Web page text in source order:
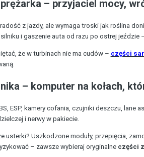
– przyjaciel mocy,
z jazdy, ale wymaga troski jak roślina
i gaszenie auta od razu po ostrej
że w turbinach nie ma cudów – części
– komputer na kołach,
ESP, kamery cofania, czujniki deszczu,
i nerwy w pakiecie.
usterki? Uszkodzone moduły, przepięcia,
– zawsze wybieraj oryginalne części